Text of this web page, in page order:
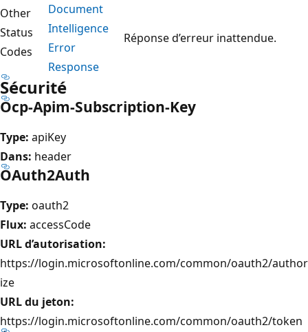
Other
Status
Codes
Document
Intelligence
Error
Response
Réponse d’erreur inattendue.
Sécurité
Ocp-Apim-Subscription-Key
Type: apiKey
Dans: header
OAuth2Auth
Type: oauth2
Flux: accessCode
URL d’autorisation:
https://login.microsoftonline.com/common/oauth2/author
ize
URL du jeton:
https://login.microsoftonline.com/common/oauth2/token